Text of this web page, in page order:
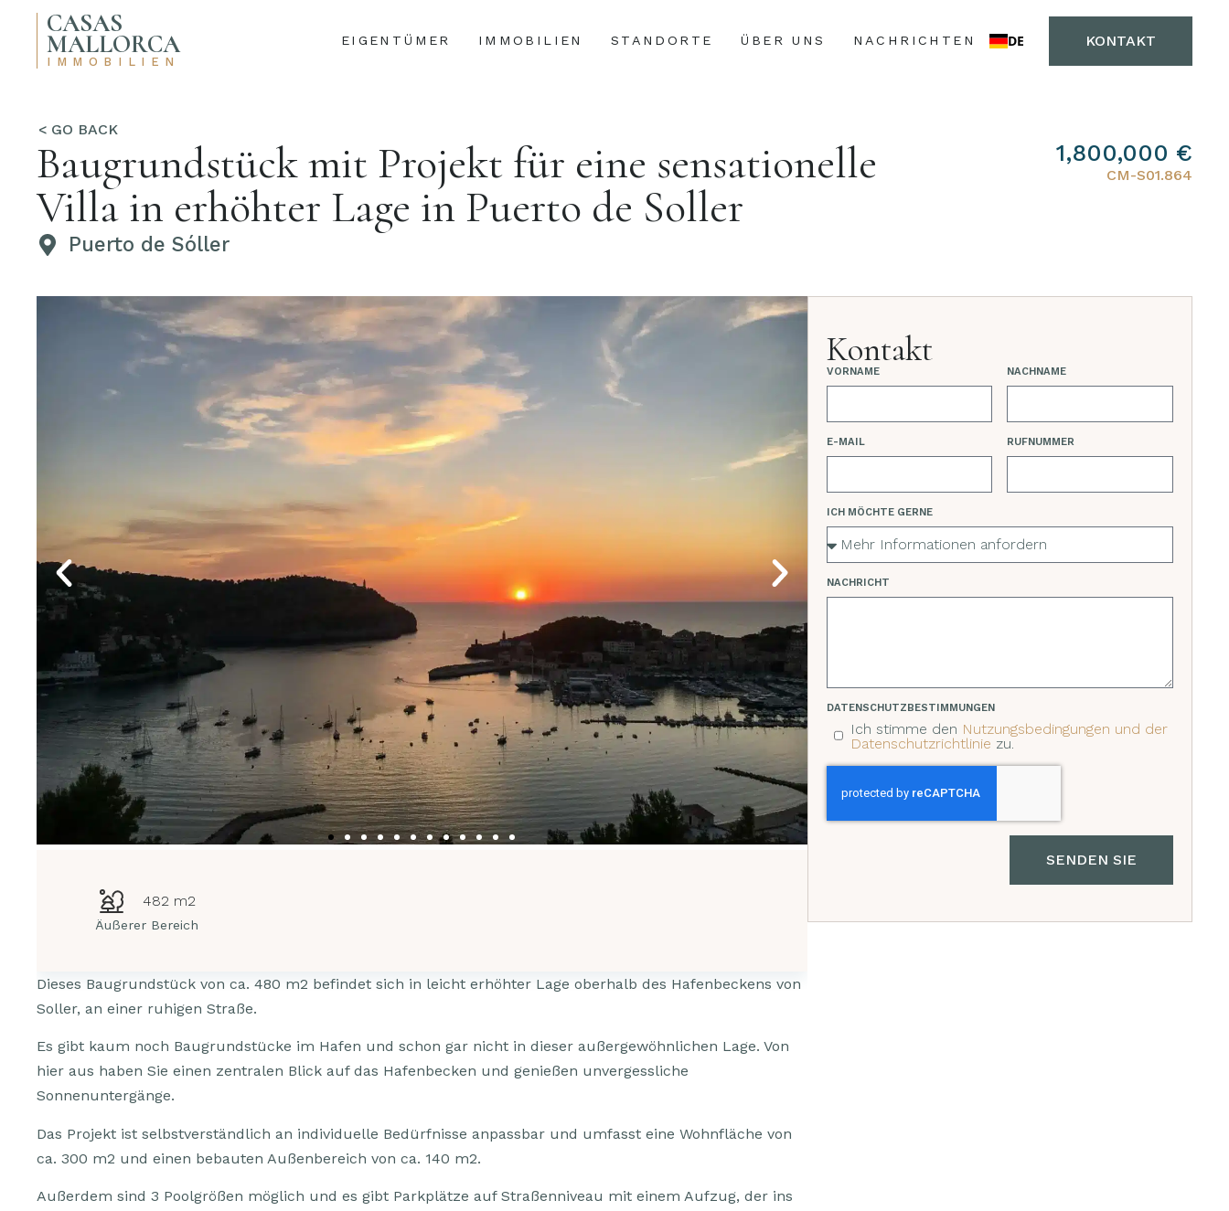
CASAS
MALLORCA
IMMOBILIEN
EIGENTÜMER IMMOBILIEN STANDORTE ÜBER UNS NACHRICHTEN DE KONTAKT
Baugrundstück mit Projekt für eine sensationelle
Villa in erhöhter Lage in Puerto de Soller
Puerto de Sóller
1,800,000 €
CM-S01.864
482 m2
Äußerer Bereich
Dieses Baugrundstück von ca. 480 m2 befindet sich in leicht erhöhter Lage oberhalb des Hafenbeckens von
Soller, an einer ruhigen Straße.
Es gibt kaum noch Baugrundstücke im Hafen und schon gar nicht in dieser außergewöhnlichen Lage. Von
hier aus haben Sie einen zentralen Blick auf das Hafenbecken und genießen unvergessliche
Sonnenuntergänge.
Das Projekt ist selbstverständlich an individuelle Bedürfnisse anpassbar und umfasst eine Wohnfläche von
ca. 300 m2 und einen bebauten Außenbereich von ca. 140 m2.
Außerdem sind 3 Poolgrößen möglich und es gibt Parkplätze auf Straßenniveau mit einem Aufzug, der ins
Kontakt
VORNAME NACHNAME
E-MAIL RUFNUMMER
ICH MÖCHTE GERNE
NACHRICHT
DATENSCHUTZBESTIMMUNGEN
Ich stimme den Nutzungsbedingungen und der
Datenschutzrichtlinie zu.
SENDEN SIE